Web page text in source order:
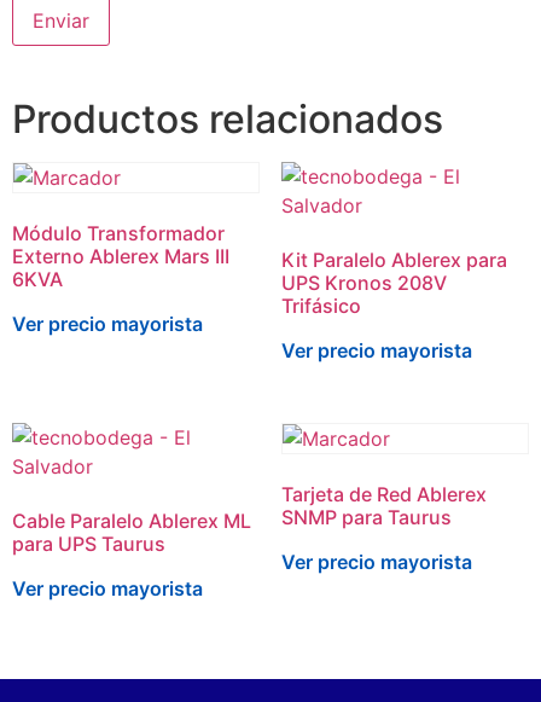
Productos relacionados
Módulo Transformador
Externo Ablerex Mars III
6KVA
Ver precio mayorista
Kit Paralelo Ablerex para
UPS Kronos 208V
Trifásico
Ver precio mayorista
Cable Paralelo Ablerex ML
para UPS Taurus
Ver precio mayorista
Tarjeta de Red Ablerex
SNMP para Taurus
Ver precio mayorista